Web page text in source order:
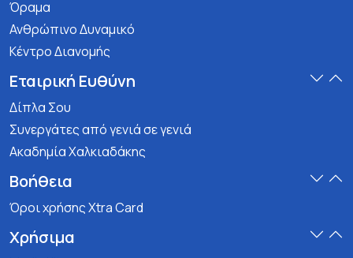
Όραμα
Ανθρώπινο Δυναμικό
Κέντρο Διανομής
Εταιρική Ευθύνη
Δίπλα Σου
Συνεργάτες από γενιά σε γενιά
Ακαδημία Χαλκιαδάκης
Βοήθεια
Όροι χρήσης Xtra Card
Χρήσιμα